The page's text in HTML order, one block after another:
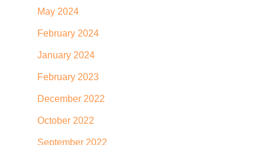
May 2024
February 2024
January 2024
February 2023
December 2022
October 2022
September 2022